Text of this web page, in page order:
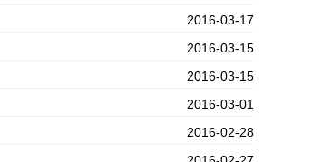
2016-03-17
2016-03-15
2016-03-15
2016-03-01
2016-02-28